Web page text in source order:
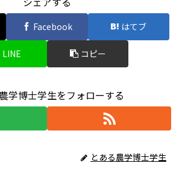
Facebook はてブ
LINE コピー
学博士学生をフォローする
とある農学博士学生